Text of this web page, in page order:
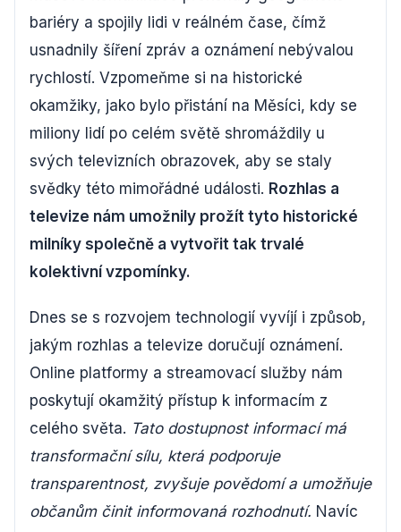
bariéry a spojily lidi v reálném čase, čímž
usnadnily šíření zpráv a oznámení nebývalou
rychlostí. Vzpomeňme si na historické
okamžiky, jako bylo přistání na Měsíci, kdy se
miliony lidí po celém světě shromáždily u
svých televizních obrazovek, aby se staly
svědky této mimořádné události. Rozhlas a
televize nám umožnily prožít tyto historické
milníky společně a vytvořit tak trvalé
kolektivní vzpomínky.
Dnes se s rozvojem technologií vyvíjí i způsob,
jakým rozhlas a televize doručují oznámení.
Online platformy a streamovací služby nám
poskytují okamžitý přístup k informacím z
celého světa. Tato dostupnost informací má
transformační sílu, která podporuje
transparentnost, zvyšuje povědomí a umožňuje
občanům činit informovaná rozhodnutí. Navíc